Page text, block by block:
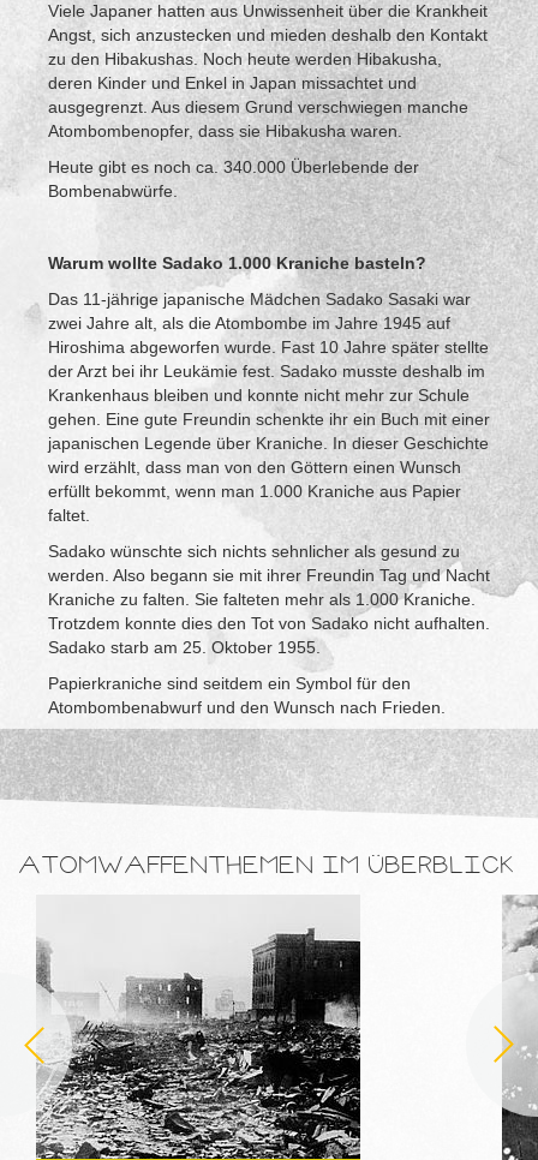
Viele Japaner hatten aus Unwissenheit über die Krankheit
Angst, sich anzustecken und mieden deshalb den Kontakt
zu den Hibakushas. Noch heute werden Hibakusha,
deren Kinder und Enkel in Japan missachtet und
ausgegrenzt. Aus diesem Grund verschwiegen manche
Atombombenopfer, dass sie Hibakusha waren.
Heute gibt es noch ca. 340.000 Überlebende der
Bombenabwürfe.
Warum wollte Sadako 1.000 Kraniche basteln?
Das 11-jährige japanische Mädchen Sadako Sasaki war
zwei Jahre alt, als die Atombombe im Jahre 1945 auf
Hiroshima abgeworfen wurde. Fast 10 Jahre später stellte
der Arzt bei ihr Leukämie fest. Sadako musste deshalb im
Krankenhaus bleiben und konnte nicht mehr zur Schule
gehen. Eine gute Freundin schenkte ihr ein Buch mit einer
japanischen Legende über Kraniche. In dieser Geschichte
wird erzählt, dass man von den Göttern einen Wunsch
erfüllt bekommt, wenn man 1.000 Kraniche aus Papier
faltet.
Sadako wünschte sich nichts sehnlicher als gesund zu
werden. Also begann sie mit ihrer Freundin Tag und Nacht
Kraniche zu falten. Sie falteten mehr als 1.000 Kraniche.
Trotzdem konnte dies den Tot von Sadako nicht aufhalten.
Sadako starb am 25. Oktober 1955.
Papierkraniche sind seitdem ein Symbol für den
Atombombenabwurf und den Wunsch nach Frieden.
ATOMWAFFENTHEMEN IM ÜBERBLICK